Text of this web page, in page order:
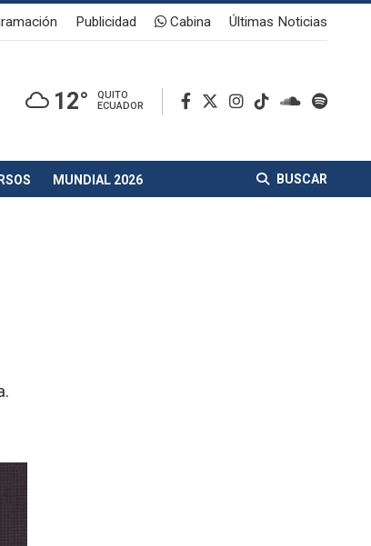
Publicidad Cabina Últimas Noticias
12°
QUITO
ECUADOR
MUNDIAL 2026 BUSCAR